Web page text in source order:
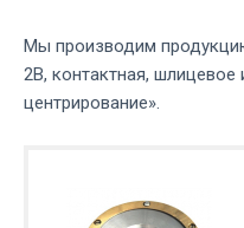
Мы производим
2В, контактная, шлицевое
центрирование».